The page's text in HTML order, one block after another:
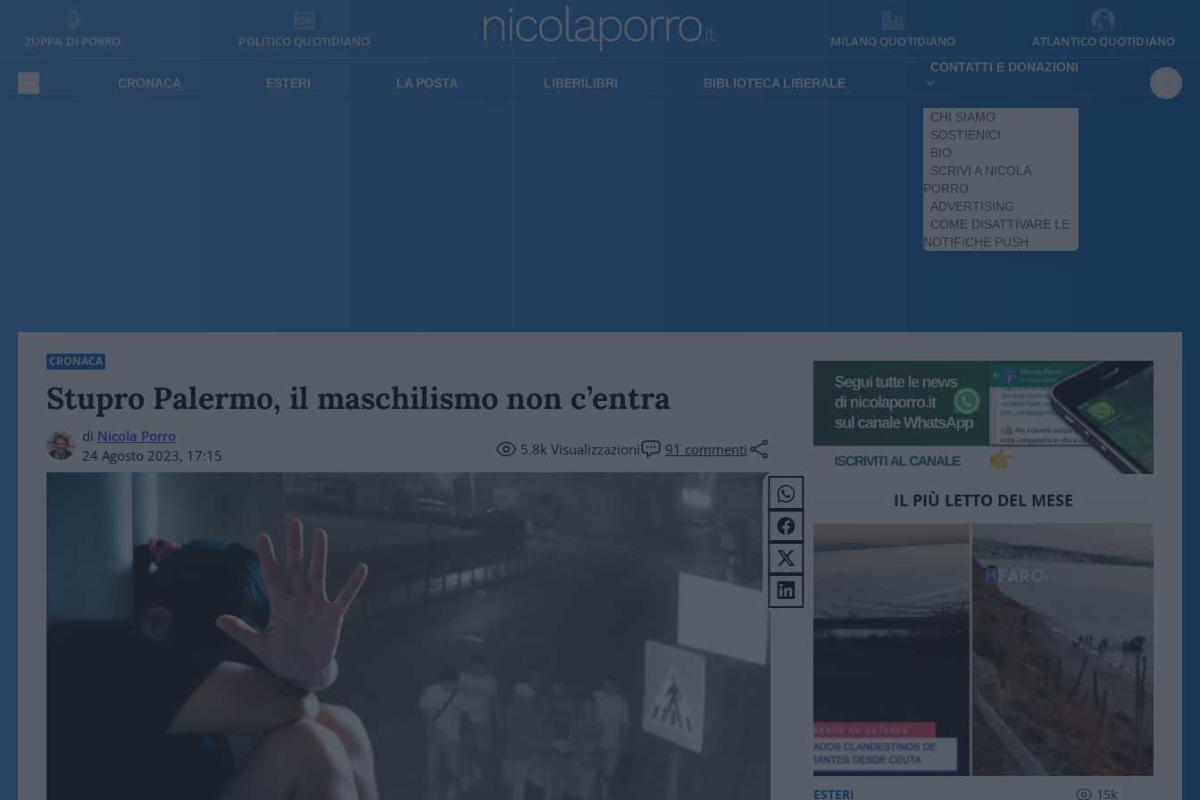
ZUPPA DI PORRO POLITICO QUOTIDIANO MILANO QUOTIDIANO ATLANTICO QUOTIDIANO
CRONACA ESTERI LA POSTA LIBERILIBRI BIBLIOTECA LIBERALE
CONTATTI E DONAZIONI
CHI SIAMO
SOSTIENICI
BIO
SCRIVI A NICOLA
PORRO
ADVERTISING
COME DISATTIVARE LE
NOTIFICHE PUSH
CRONACA
Stupro Palermo, il maschilismo non c’entra
di Nicola Porro
24 Agosto 2023, 17:15
5.8kVisualizzazioni 91 commenti
IL PIÙ LETTO DEL MESE
ESTERI 15k